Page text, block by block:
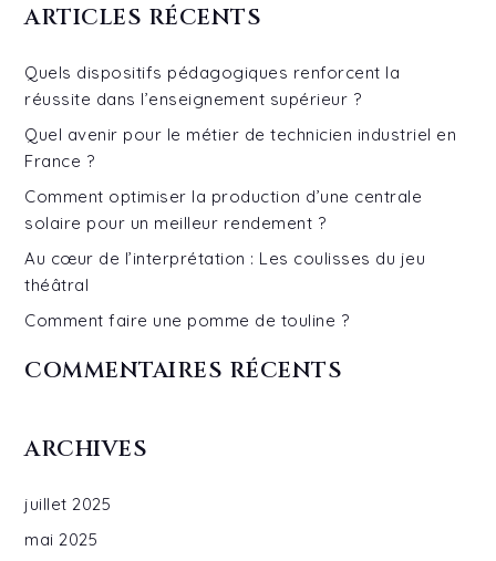
ARTICLES RÉCENTS
Quels dispositifs pédagogiques renforcent la
réussite dans l’enseignement supérieur ?
Quel avenir pour le métier de technicien industriel en
France ?
Comment optimiser la production d’une centrale
solaire pour un meilleur rendement ?
Au cœur de l’interprétation : Les coulisses du jeu
théâtral
Comment faire une pomme de touline ?
COMMENTAIRES RÉCENTS
ARCHIVES
juillet 2025
mai 2025